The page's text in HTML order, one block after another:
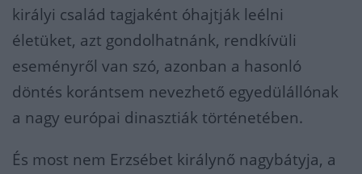
királyi család tagjaként óhajtják leélni
életüket, azt gondolhatnánk, rendkívüli
eseményről van szó, azonban a hasonló
döntés korántsem nevezhető egyedülállónak
a nagy európai dinasztiák történetében.
És most nem Erzsébet királynő nagybátyja, a